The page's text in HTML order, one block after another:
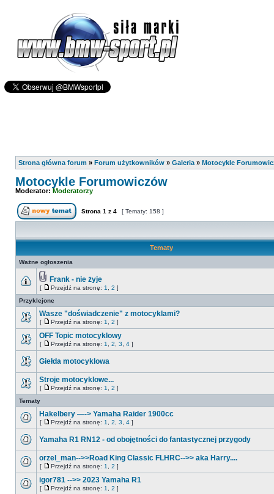
Strona główna forum » Forum użytkowników » Galeria » Motocykle
Motocykle Forumowiczów
Moderator:Moderatorzy
Strona 1 z 4 [ Tematy: 158 ]
Tematy
Ważne ogłoszenia
Frank - nie żyje
[ Przejdź na stronę: 1 2 ]
Przyklejone
Wasze "doświadczenie" z motocyklami?
[ Przejdź na stronę: 1 2 ]
OFF Topic motocyklowy
[ Przejdź na stronę: 1 2 3 4 ]
Giełda motocyklowa
Stroje motocyklowe...
[ Przejdź na stronę: 1 2 ]
Tematy
Hakelbery —-> Yamaha Raider 1900cc
[ Przejdź na stronę: 1 2 3 4 ]
Yamaha R1 RN12 - od obojętności do fantastycznej przygody
orzel_man-->>Road King Classic FLHRC-->> aka Harry....
[ Przejdź na stronę: 1 2 ]
igor781 -->> 2023 Yamaha R1
[ Przejdź na stronę: 1 2 ]